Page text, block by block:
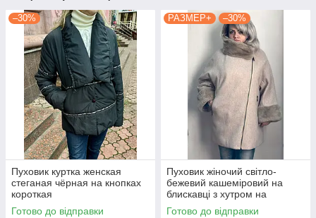
–30%
Пуховик куртка женская
стеганая чёрная на кнопках
короткая
Готово до відправки
РАЗМЕР+ –30%
Пуховик жіночий світло-
бежевий кашеміровий на
блискавці з хутром на
рукавах і комірі Розмір +
Готово до відправки